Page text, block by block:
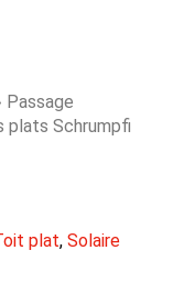
Passage
plats Schrumpfi
plat,Solaire